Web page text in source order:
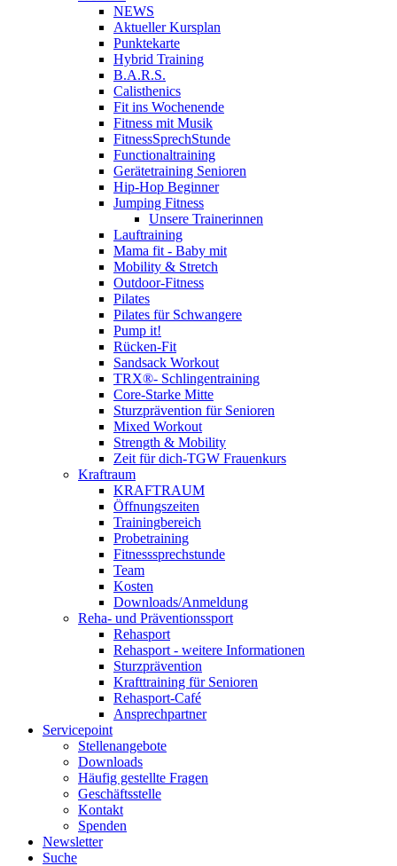
NEWS
Aktueller Kursplan
Punktekarte
Hybrid Training
B.A.R.S.
Calisthenics
Fit ins Wochenende
Fitness mit Musik
FitnessSprechStunde
Functionaltraining
Gerätetraining Senioren
Hip-Hop Beginner
Jumping Fitness
Unsere Trainerinnen
Lauftraining
Mama fit - Baby mit
Mobility & Stretch
Outdoor-Fitness
Pilates
Pilates für Schwangere
Pump it!
Rücken-Fit
Sandsack Workout
TRX®- Schlingentraining
Core-Starke Mitte
Sturzprävention für Senioren
Mixed Workout
Strength & Mobility
Zeit für dich-TGW Frauenkurs
Kraftraum
KRAFTRAUM
Öffnungszeiten
Trainingbereich
Probetraining
Fitnesssprechstunde
Team
Kosten
Downloads/Anmeldung
Reha- und Präventionssport
Rehasport
Rehasport - weitere Informationen
Sturzprävention
Krafttraining für Senioren
Rehasport-Café
Ansprechpartner
Servicepoint
Stellenangebote
Downloads
Häufig gestellte Fragen
Geschäftsstelle
Kontakt
Spenden
Newsletter
Suche